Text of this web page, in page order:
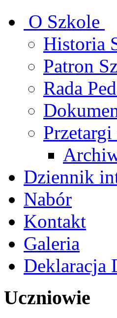
O Szkole
Historia
Patron
Rada
Dziennik
Nabór
Kontakt
Galeria
Deklaracja
Uczniowie